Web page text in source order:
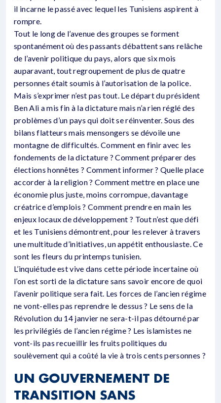
il incarne le passé avec lequel les Tunisiens aspirent à
rompre.
Tout le long de l’avenue des groupes se forment
spontanément où des passants débattent sans relâche
de l’avenir politique du pays, alors que six mois
auparavant, tout regroupement de plus de quatre
personnes était soumis à l’autorisation de la police.
Mais s’exprimer n’est pas tout. Le départ du président
Ben Ali a mis fin à la dictature mais n’a rien réglé des
problèmes d’un pays qui doit se réinventer. Sous des
bilans flatteurs mais mensongers se dévoile une
montagne de difficultés. Comment en finir avec les
fondements de la dictature ? Comment préparer des
élections honnêtes ? Comment informer ? Quelle place
accorder à la religion ? Comment mettre en place une
économie plus juste, moins corrompue, davantage
créatrice d’emplois ? Comment prendre en main les
enjeux locaux de développement ? Tout n’est que défi
et les Tunisiens démontrent, pour les relever à travers
une multitude d’initiatives, un appétit enthousiaste. Ce
sont les fleurs du printemps tunisien.
L’inquiétude est vive dans cette période incertaine où
l’on est sorti de la dictature sans savoir encore de quoi
l’avenir politique sera fait. Les forces de l’ancien régime
ne vont-elles pas reprendre le dessus ? Le sens de la
Révolution du 14 janvier ne sera-t-il pas détourné par
les privilégiés de l’ancien régime ? Les islamistes ne
vont-ils pas recueillir les fruits politiques du
soulèvement qui a coûté la vie à trois cents personnes ?
UN GOUVERNEMENT DE
TRANSITION SANS